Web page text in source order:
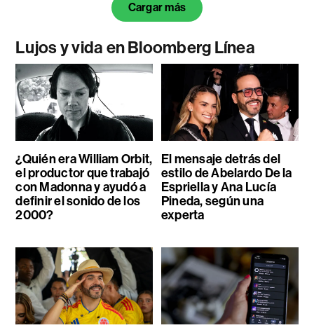
Cargar más
Lujos y vida en Bloomberg Línea
¿Quién era William Orbit,
el productor que trabajó
con Madonna y ayudó a
definir el sonido de los
2000?
El mensaje detrás del
estilo de Abelardo De la
Espriella y Ana Lucía
Pineda, según una
experta